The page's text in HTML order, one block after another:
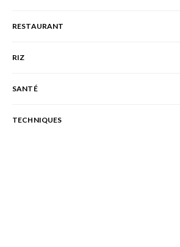
RESTAURANT
RIZ
SANTÉ
TECHNIQUES